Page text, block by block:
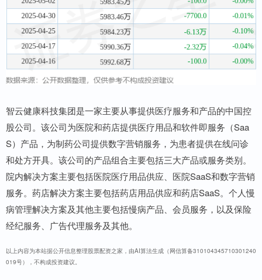
智云健康科技集团是一家主要从事提供医疗服务和产品的中国控
股公司。该公司为医院和药店提供医疗用品和软件即服务（Saa
S）产品，为制药公司提供数字营销服务，为患者提供在线问诊
和处方开具。该公司的产品组合主要包括三大产品或服务类别。
院内解决方案主要包括医院医疗用品供应、医院SaaS和数字营销
服务。药店解决方案主要包括药店用品供应和药店SaaS。个人慢
病管理解决方案及其他主要包括慢病产品、会员服务，以及保险
经纪服务、广告代理服务及其他。
以上内容为本站据公开信息整理股票配资之家，由AI算法生成（网信算备310104345710301240
019号），不构成投资建议。